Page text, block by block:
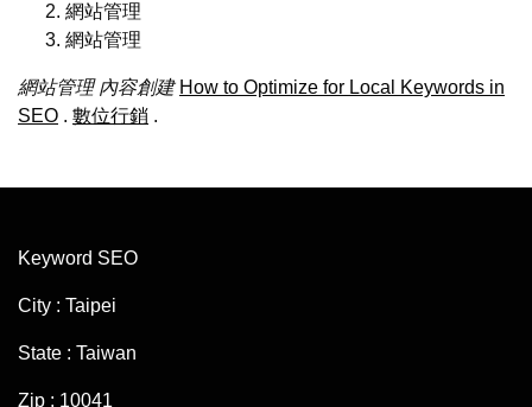
網站管理
網站管理
網站管理 內容創建 How to Optimize for Local Keywords in
SEO . 數位行銷 .
Keyword SEO
City : Taipei
State : Taiwan
Zip : 10041